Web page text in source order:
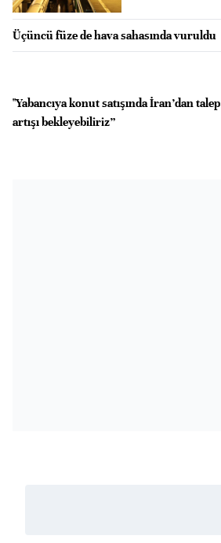
Üçüncü füze de hava sahasında vuruldu
"Yabancıya konut satışında İran’dan talep
artışı bekleyebiliriz”